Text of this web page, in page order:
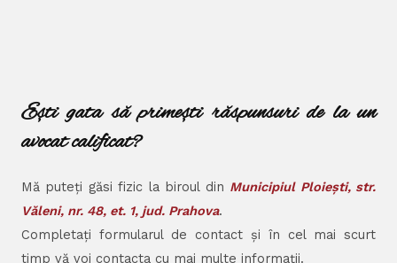
Ești gata să primești răspunsuri de la un
avocat calificat?
Mă puteți găsi fizic la biroul din Municipiul Ploiești, str.
Văleni, nr. 48, et. 1, jud. Prahova.
Completați formularul de contact și în cel mai scurt
timp vă voi contacta cu mai multe informații.